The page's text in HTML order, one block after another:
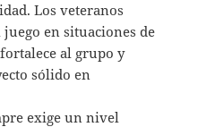
Los veteranos
en situaciones de
al grupo y
sólido en
exige un nivel